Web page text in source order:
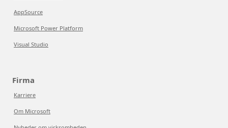
AppSource
Microsoft Power Platform
Visual Studio
Firma
Karriere
Om Microsoft